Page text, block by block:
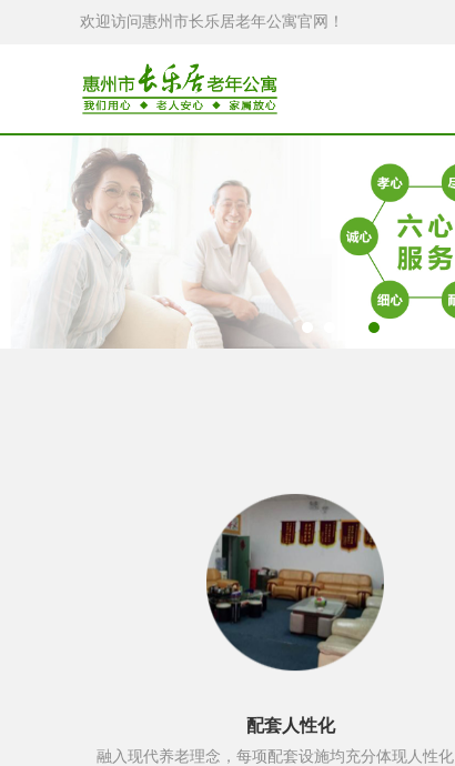
欢迎访问惠州市长乐居老年公寓官网！
配套人性化
融入现代养老理念，每项配套设施均充分体现人性化